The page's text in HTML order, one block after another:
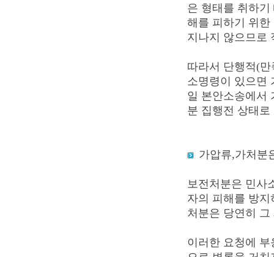
은 형태를 취하
해를 피하기 위
지나지 않으므로
따라서 단행적(
소명령이 있으면
일 본안소송에서
분 집행전 상태
가압류,가처분
보전처분은 민사
자의 피해를 방
처분은 당연히
이러한 요청에